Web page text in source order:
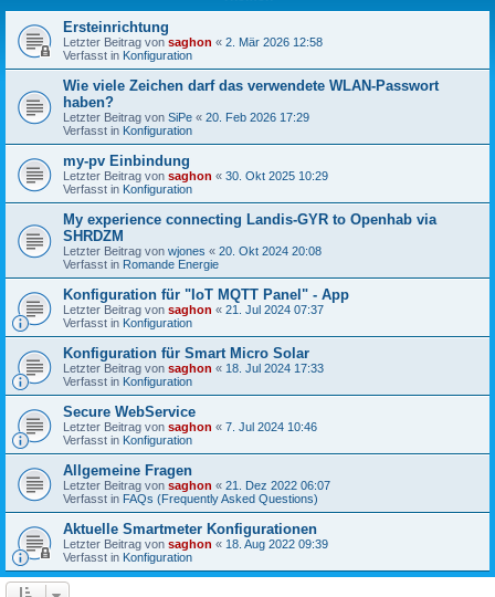
Ersteinrichtung
Letzter Beitrag von saghon « 2. Mär 2026 12:58
Verfasst in Konfiguration
Wie viele Zeichen darf das verwendete WLAN-Passwort
haben?
Letzter Beitrag von SiPe « 20. Feb 2026 17:29
Verfasst in Konfiguration
my-pv Einbindung
Letzter Beitrag von saghon « 30. Okt 2025 10:29
Verfasst in Konfiguration
My experience connecting Landis-GYR to Openhab via
SHRDZM
Letzter Beitrag von wjones « 20. Okt 2024 20:08
Verfasst in Romande Energie
Konfiguration für "IoT MQTT Panel" - App
Letzter Beitrag von saghon « 21. Jul 2024 07:37
Verfasst in Konfiguration
Konfiguration für Smart Micro Solar
Letzter Beitrag von saghon « 18. Jul 2024 17:33
Verfasst in Konfiguration
Secure WebService
Letzter Beitrag von saghon « 7. Jul 2024 10:46
Verfasst in Konfiguration
Allgemeine Fragen
Letzter Beitrag von saghon « 21. Dez 2022 06:07
Verfasst in FAQs (Frequently Asked Questions)
Aktuelle Smartmeter Konfigurationen
Letzter Beitrag von saghon « 18. Aug 2022 09:39
Verfasst in Konfiguration